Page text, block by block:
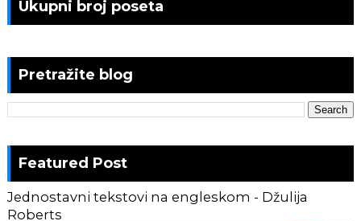
Ukupni broj poseta
Pretražite blog
Featured Post
Jednostavni tekstovi na engleskom - Džulija
Roberts